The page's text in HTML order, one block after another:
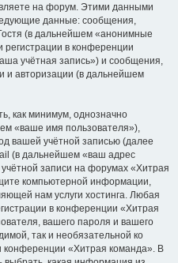
на форум. Этими данными
данные: сообщения,
(в дальнейшем «анонимные
в конференции
учётная запись») и сообщения,
и авторизации (в дальнейшем
как минимум, однозначно
«ваше имя пользователя»),
вашей учётной записью (далее
(в дальнейшем «ваш адрес
записи на форумах «Хитрая
компьютерной информации,
нам услуги хостинга. Любая
в конференции «Хитрая
вашего пароля и вашего
так и необязательной ко
конференции «Хитрая команда». В